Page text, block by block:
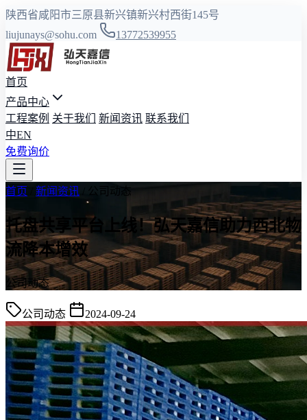
陕西省咸阳市三原县新兴镇新兴村西街145号
liujunays@sohu.com
13772539955
首页
产品中心
工程案例 关于我们 新闻资讯 联系我们
中EN
免费询价
首页 新闻资讯 公司动态
托盘共享平台上线！弘天嘉信助力西北物
流降本增效
公司动态
公司动态 2024-09-24